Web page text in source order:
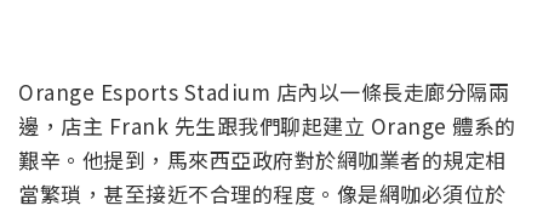
Orange Esports Stadium 店內以一條長走廊分隔兩
邊，店主 Frank 先生跟我們聊起建立 Orange 體系的
艱辛。他提到，馬來西亞政府對於網咖業者的規定相
當繁瑣，甚至接近不合理的程度。像是網咖必須位於